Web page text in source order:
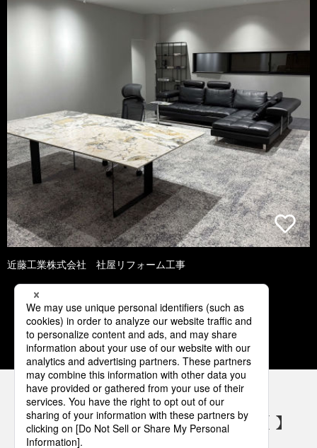
近藤工業株式会社 社屋リフォーム工事
1 2 3 4 5
パナソニックの電気設備 SNSアカウント